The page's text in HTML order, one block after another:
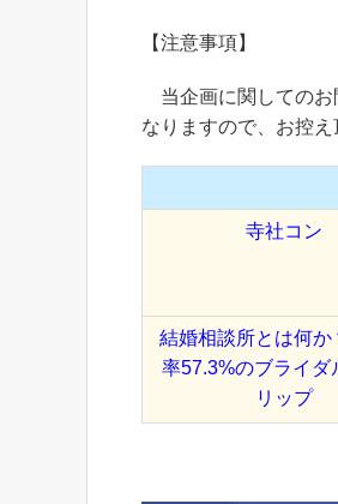
【注意事項】
当企画に関してのお
なりますので、お控
寺社コン
結婚相談所とは何
率57.3%のブライダ
リップ